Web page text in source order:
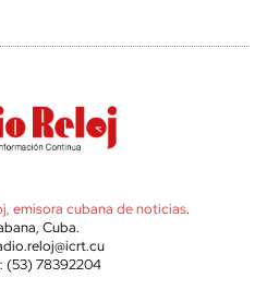
emisora cubana de noticias.
Cuba.
(53) 78392204